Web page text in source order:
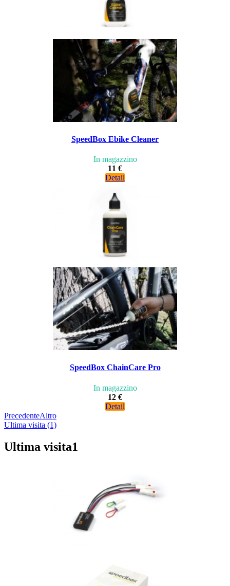
SpeedBox Ebike Cleaner
In magazzino
11 €
Detail
SpeedBox ChainCare Pro
In magazzino
12 €
Detail
PrecedenteAltro
Ultima visita (1)
Ultima visita1